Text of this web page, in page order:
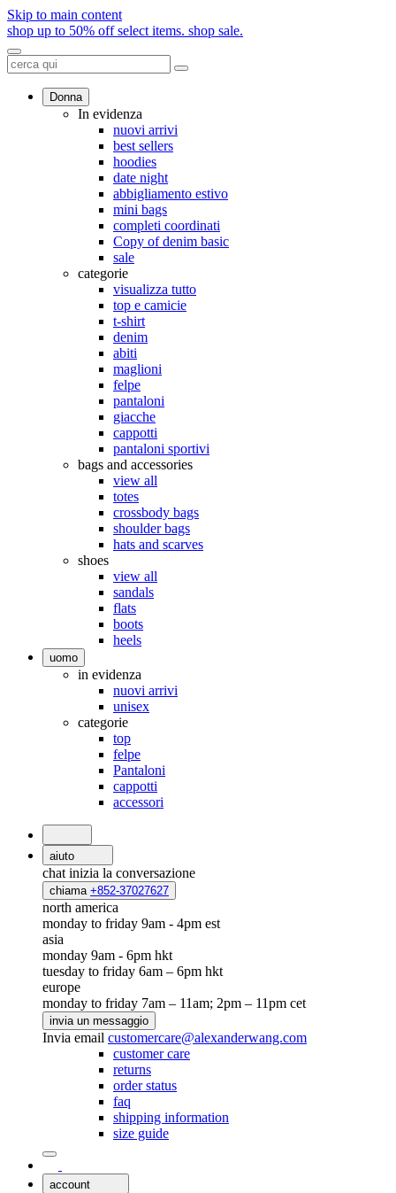
Skip to main content
shop up to 50% off select items. shop sale.
Donna
In evidenza
nuovi arrivi
best sellers
hoodies
date night
abbigliamento estivo
mini bags
completi coordinati
Copy of denim basic
sale
categorie
visualizza tutto
top e camicie
t-shirt
denim
abiti
maglioni
felpe
pantaloni
giacche
cappotti
pantaloni sportivi
bags and accessories
view all
totes
crossbody bags
shoulder bags
hats and scarves
shoes
view all
sandals
flats
boots
heels
uomo
in evidenza
nuovi arrivi
unisex
categorie
top
felpe
Pantaloni
cappotti
accessori
aiuto
chat inizia la conversazione
chiama +852-37027627
north america
monday to friday 9am - 4pm est
asia
monday 9am - 6pm hkt
tuesday to friday 6am – 6pm hkt
europe
monday to friday 7am – 11am; 2pm – 11pm cet
invia un messaggio
Invia email customercare@alexanderwang.com
customer care
returns
order status
faq
shipping information
size guide
account